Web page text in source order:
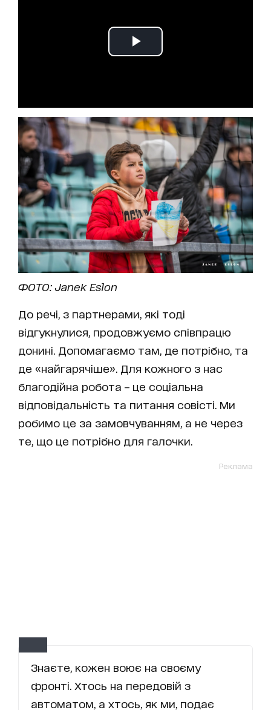
ФОТО: Janek Eslon
До речі, з партнерами, які тоді
відгукнулися, продовжуємо співпрацю
донині. Допомагаємо там, де потрібно, та
де «найгарячіше». Для кожного з нас
благодійна робота – це соціальна
відповідальність та питання совісті. Ми
робимо це за замовчуванням, а не через
те, що це потрібно для галочки.
Реклама
Знаєте, кожен воює на своєму
фронті. Хтось на передовій з
автоматом, а хтось, як ми, подає